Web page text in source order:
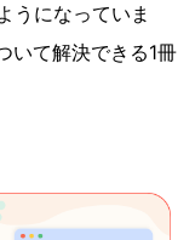
うになっていま
いて解決できる1冊